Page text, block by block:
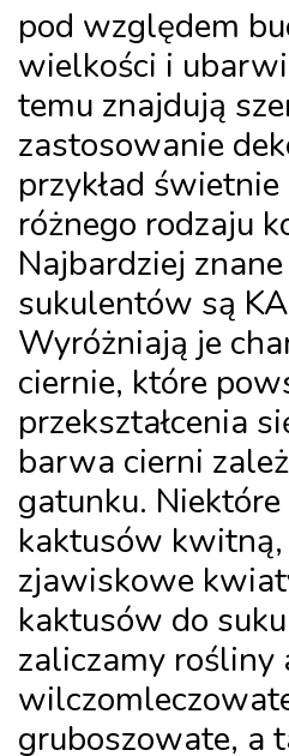
pod względem
wielkości i
temu znajdują
zastosowanie
przykład
różnego rodzaju
Najbardziej
sukulentów są
Wyróżniają je
ciernie, które
przekształcenia
barwa cierni
gatunku.
kaktusów
zjawiskowe
kaktusów do
zaliczamy rośliny
gruboszowate, a